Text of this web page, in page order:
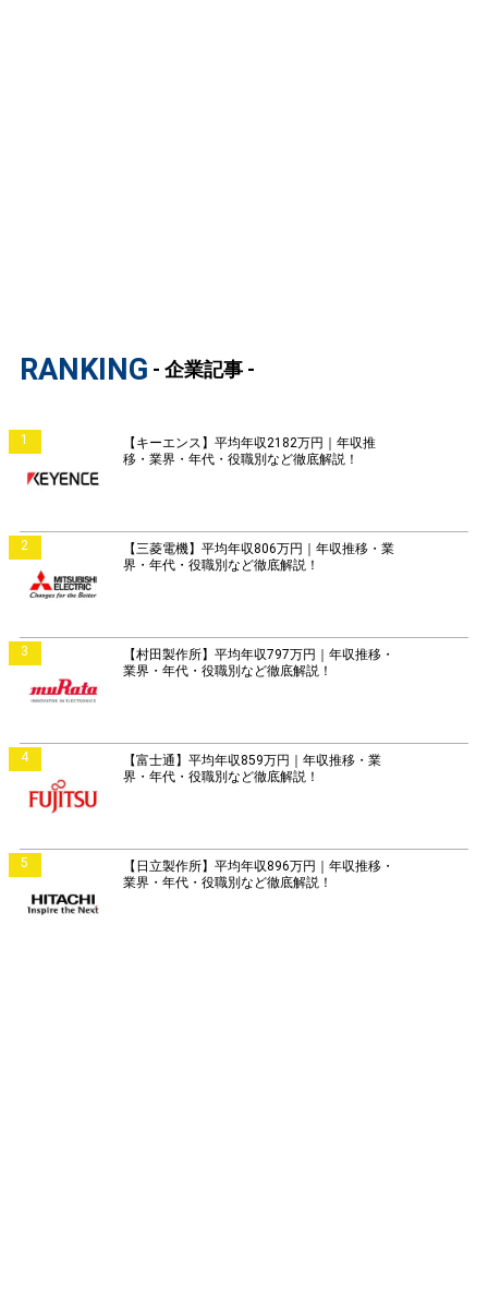
RANKING - 企業記事 -
1
【キーエンス】平均年収2182万円｜年収推
移・業界・年代・役職別など徹底解説！
2
【三菱電機】平均年収806万円｜年収推移・業
界・年代・役職別など徹底解説！
3
【村田製作所】平均年収797万円｜年収推移・
業界・年代・役職別など徹底解説！
4
【富士通】平均年収859万円｜年収推移・業
界・年代・役職別など徹底解説！
5
【日立製作所】平均年収896万円｜年収推移・
業界・年代・役職別など徹底解説！